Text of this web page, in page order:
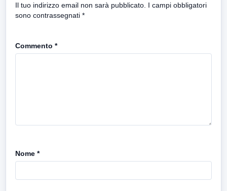
Il tuo indirizzo email non sarà pubblicato. I campi obbligatori
sono contrassegnati *
Commento *
Nome *